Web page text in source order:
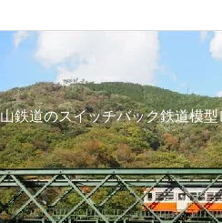
鉄道のスイッチバック鉄道模